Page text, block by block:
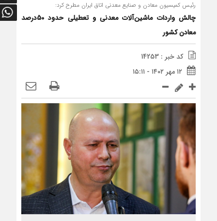
رئیس کمیسیون معادن و صنایع معدنی اتاق ایران مطرح کرد:
چالش واردات ماشین‌آلات معدنی و تعطیلی حدود 50درصد
معادن کشور
کد خبر : 14253
۱۲ مهر ۱۴۰۲ - ۱۵:۱۱